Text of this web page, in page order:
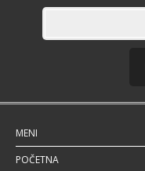
MENI
POČETNA